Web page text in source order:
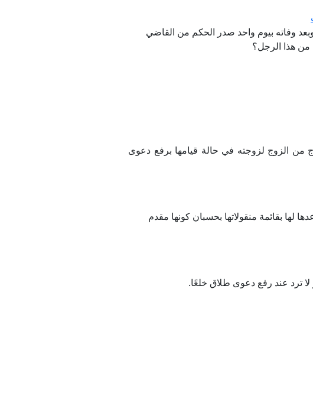
وفاته بيوم واحد صدر الحكم من القاضي
من هذا الرجل؟
من الزوج لزوجته في حالة قيامها برفع دعوى
لها بقائمة منقولاتها بحسبان كونها مقدم
ترد عند رفع دعوى طلاق خلعًا.